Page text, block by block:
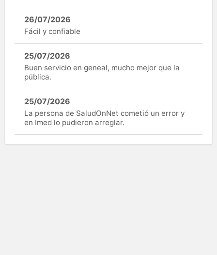
26/07/2026
Fácil y confiable
25/07/2026
Buen servicio en geneal, mucho mejor que la
pública.
25/07/2026
La persona de SaludOnNet cometió un error y
en Imed lo pudieron arreglar.